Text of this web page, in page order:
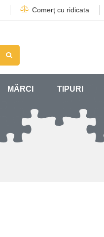
Comerţ cu ridicata
MĂRCI TIPURI